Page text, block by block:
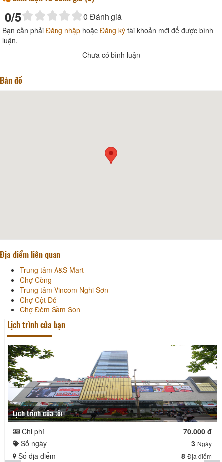
0/5 0 Đánh giá
Bạn cần phải Đăng nhập hoặc Đăng ký tài khoản mới để được bình
luận.
Chưa có bình luận
Bản đồ
Địa điểm liên quan
Trung tâm A&S Mart
Chợ Còng
Trung tâm Vincom Nghi Sơn
Chợ Cột Đỏ
Chợ Đêm Sầm Sơn
Lịch trình của bạn
Lịch trình của tôi
Chi phí
70.000 đ
Số ngày
3 Ngày
Số địa điểm 8 Địa điểm